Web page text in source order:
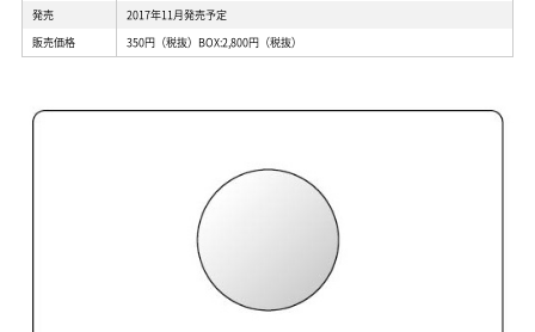
発売
2017年11月発売予定
販売価格
350円（税抜）BOX:2,800円（税抜）